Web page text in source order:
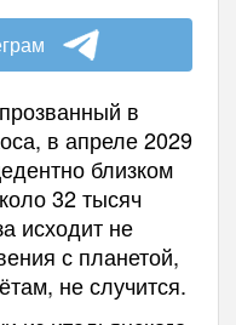
в
в апреле 2029
близком
32 тысяч
исходит не
с планетой,
не случится.